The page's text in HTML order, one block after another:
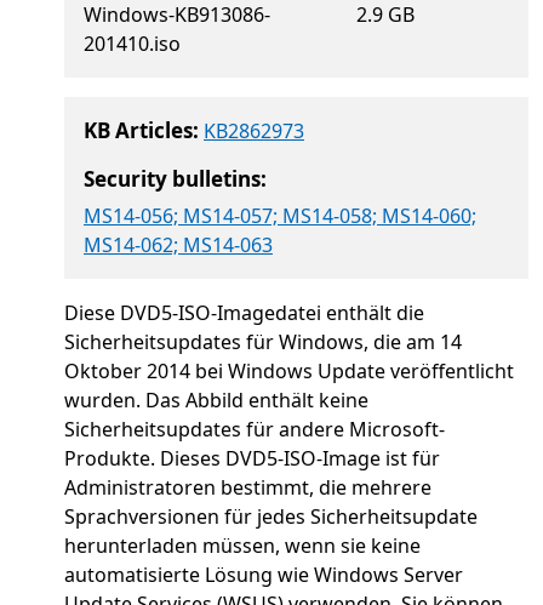
Windows-KB913086-
201410.iso
2.9 GB
KB Articles: KB2862973
Security bulletins:
MS14-056; MS14-057; MS14-058; MS14-060;
MS14-062; MS14-063
Diese DVD5-ISO-Imagedatei enthält die
Sicherheitsupdates für Windows, die am 14
Oktober 2014 bei Windows Update veröffentlicht
wurden. Das Abbild enthält keine
Sicherheitsupdates für andere Microsoft-
Produkte. Dieses DVD5-ISO-Image ist für
Administratoren bestimmt, die mehrere
Sprachversionen für jedes Sicherheitsupdate
herunterladen müssen, wenn sie keine
automatisierte Lösung wie Windows Server